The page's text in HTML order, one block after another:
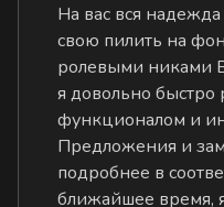
На вас вся
свою пилить на
ролевыми никами
я довольно быстро
функционалом и
Предложения и
подробнее в
ближайшее время,